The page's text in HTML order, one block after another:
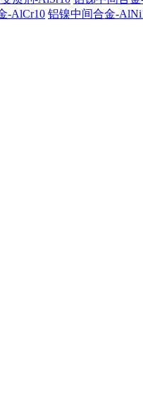
-AlCr10 铝镍中间合金-